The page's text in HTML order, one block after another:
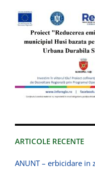
ARTICOLE RECENTE
ANUNT – erbicidare in